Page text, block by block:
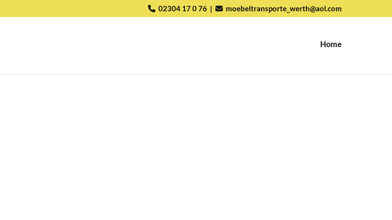
 02304 17 0 76 |  moebeltransporte_werth@aol.com
Home